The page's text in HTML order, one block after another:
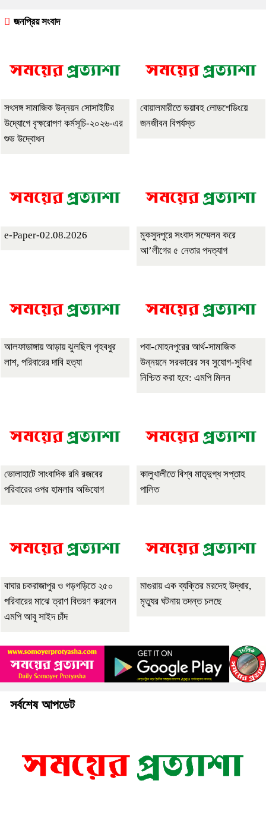
জনপ্রিয় সংবাদ
সৎসঙ্গ সামাজিক উন্নয়ন সোসাইটির
উদ্যোগে বৃক্ষরোপণ কর্মসূচি-২০২৬-এর
শুভ উদ্বোধন
বোয়ালমারীতে ভয়াবহ লোডশেডিংয়ে
জনজীবন বিপর্যস্ত
e-Paper-02.08.2026
মুকসুদপুরে সংবাদ সম্মেলন করে
আ’লীগের ৫ নেতার পদত্যাগ
আলফাডাঙ্গায় আড়ায় ঝুলছিল গৃহবধুর
লাশ, পরিবারের দাবি হত্যা
পবা-মোহনপুরের আর্থ-সামাজিক
উন্নয়নে সরকারের সব সুযোগ-সুবিধা
নিশ্চিত করা হবে: এমপি মিলন
ভোলাহাটে সাংবাদিক রনি রজবের
পরিবারের ওপর হামলার অভিযোগ
কালুখালীতে বিশ্ব মাতৃদুগ্ধ সপ্তাহ
পালিত
বাঘার চকরাজাপুর ও গড়গড়িতে ২৫০
পরিবারের মাঝে ত্রাণ বিতরণ করলেন
এমপি আবু সাইদ চাঁদ
মাগুরায় এক ব্যক্তির মরদেহ উদ্ধার,
মৃত্যুর ঘটনায় তদন্ত চলছে
সর্বশেষ আপডেট